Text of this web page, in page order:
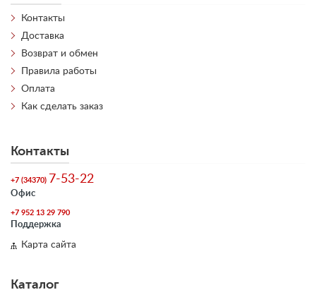
Контакты
Доставка
Возврат и обмен
Правила работы
Оплата
Как сделать заказ
Контакты
+7 (34370) 7-53-22
Офис
+7 952 13 29 790
Поддержка
Карта сайта
Каталог